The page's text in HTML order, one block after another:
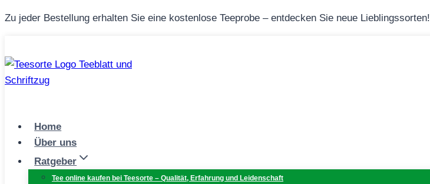
Zum
Zu jeder Bestellung erhalten Sie eine kostenlose Teeprobe – entdecken Sie neue Lieblingssorten!
Home
Über uns
Ratgeber
Tee online kaufen bei Teesorte – Qualität, Erfahrung und Leidenschaft